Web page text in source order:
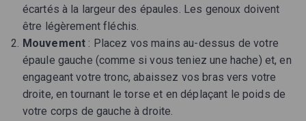
écartés à la largeur des épaules. Les genoux doivent
être légèrement fléchis.
Mouvement : Placez vos mains au-dessus de votre
épaule gauche (comme si vous teniez une hache) et, en
engageant votre tronc, abaissez vos bras vers votre
droite, en tournant le torse et en déplaçant le poids de
votre corps de gauche à droite.